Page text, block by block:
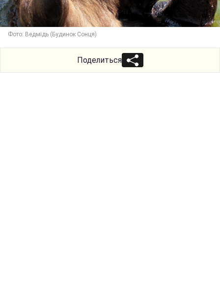
Фото: Ведмідь (Будинок Сонця)
Поделиться